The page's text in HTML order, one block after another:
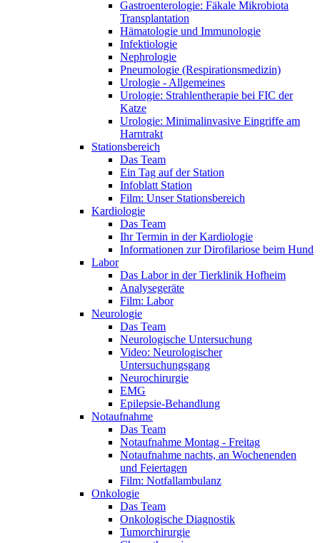
Gastroenterologie: Fäkale Mikrobiota
Transplantation
Hämatologie und Immunologie
Infektiologie
Nephrologie
Pneumologie (Respirationsmedizin)
Urologie - Allgemeines
Urologie: Strahlentherapie bei FIC der
Katze
Urologie: Minimalinvasive Eingriffe am
Harntrakt
Stationsbereich
Das Team
Ein Tag auf der Station
Infoblatt Station
Film: Unser Stationsbereich
Kardiologie
Das Team
Ihr Termin in der Kardiologie
Informationen zur Dirofilariose beim Hund
Labor
Das Labor in der Tierklinik Hofheim
Analysegeräte
Film: Labor
Neurologie
Das Team
Neurologische Untersuchung
Video: Neurologischer
Untersuchungsgang
Neurochirurgie
EMG
Epilepsie-Behandlung
Notaufnahme
Das Team
Notaufnahme Montag - Freitag
Notaufnahme nachts, an Wochenenden
und Feiertagen
Film: Notfallambulanz
Onkologie
Das Team
Onkologische Diagnostik
Tumorchirurgie